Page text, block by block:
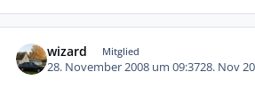
wizard Mitglied
28. November 2008 um 09:3728. Nov